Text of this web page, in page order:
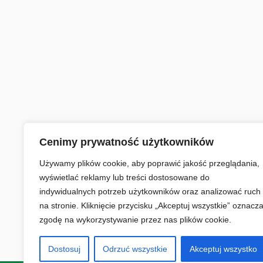
Cenimy prywatność użytkowników
Używamy plików cookie, aby poprawić jakość przeglądania,
wyświetlać reklamy lub treści dostosowane do
indywidualnych potrzeb użytkowników oraz analizować ruch
na stronie. Kliknięcie przycisku „Akceptuj wszystkie” oznacza
zgodę na wykorzystywanie przez nas plików cookie.
Dostosuj Odrzuć wszystkie Akceptuj wszystko